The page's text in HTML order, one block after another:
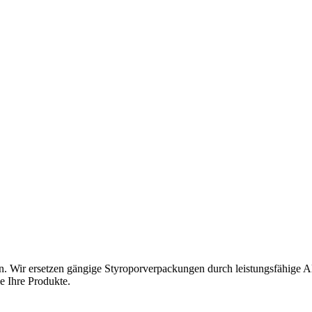
ersetzen gängige Styroporverpackungen durch leistungsfähige
Ihre Produkte.